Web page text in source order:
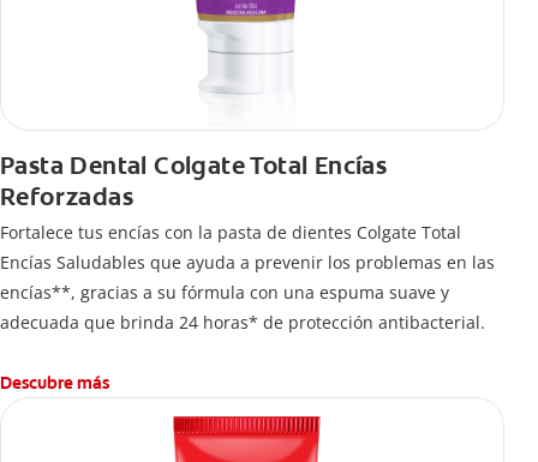
Pasta Dental Colgate Total Encías
Reforzadas
Fortalece tus encías con la pasta de dientes Colgate Total
Encías Saludables que ayuda a prevenir los problemas en las
encías**, gracias a su fórmula con una espuma suave y
adecuada que brinda 24 horas* de protección antibacterial.
Descubre más